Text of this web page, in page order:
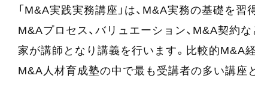
「M&A実践実務講座」は、M&A実務の基礎を
M&Aプロセス、バリュエーション、M&A契約
家が講師となり講義を行います。比較的M&A
M&A人材育成塾の中で最も受講者の多い講座